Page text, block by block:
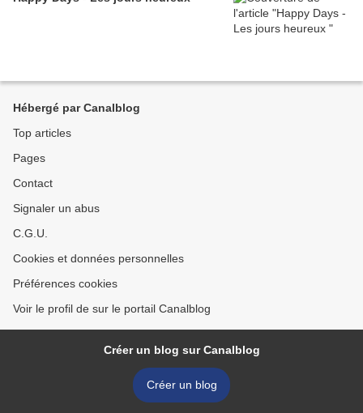
Hébergé par Canalblog
Top articles
Pages
Contact
Signaler un abus
C.G.U.
Cookies et données personnelles
Préférences cookies
Voir le profil de sur le portail Canalblog
Créer un blog sur Canalblog
Créer un blog